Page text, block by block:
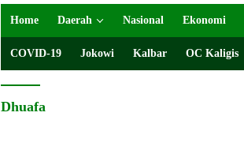
Home Daerah Nasional Ekonomi
COVID-19 Jokowi Kalbar OC Kaligis
Dhuafa